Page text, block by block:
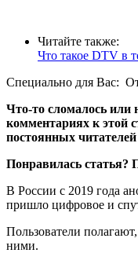
Читайте также:
Что такое DTV в
Специально для Вас:
Что-то сломалось или
комментариях к этой
постоянных
Понравилась статья?
В России с 2019 года
пришло цифровое и
Пользователи
ними.